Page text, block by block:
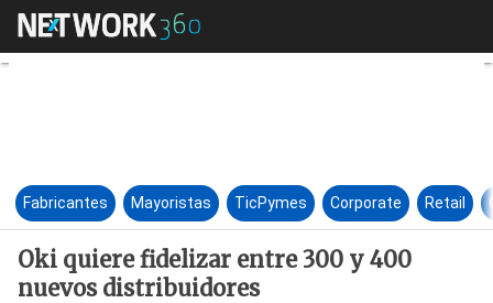
Oki quiere fidelizar entre
Fabricantes Mayoristas TicPymes Corporate Retail
Oki quiere fidelizar entre 300 y 400
nuevos distribuidores